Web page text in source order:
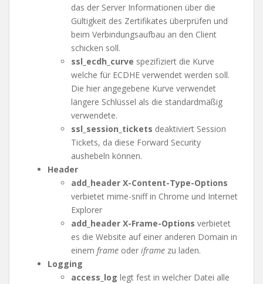
das der Server Informationen über die
Gültigkeit des Zertifikates überprüfen und
beim Verbindungsaufbau an den Client
schicken soll.
ssl_ecdh_curve spezifiziert die Kurve
welche für ECDHE verwendet werden soll.
Die hier angegebene Kurve verwendet
längere Schlüssel als die standardmäßig
verwendete.
ssl_session_tickets deaktiviert Session
Tickets, da diese Forward Security
aushebeln können.
Header
add_header X-Content-Type-Options
verbietet mime-sniff in Chrome und Internet
Explorer
add_header X-Frame-Options verbietet
es die Website auf einer anderen Domain in
einem frame oder iframe zu laden.
Logging
access_log legt fest in welcher Datei alle